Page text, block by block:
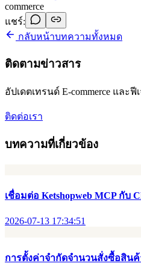
commerce
แชร์:
กลับหน้าบทความทั้งหมด
ติดตามข่าวสาร
อัปเดตเทรนด์ E-commerce และ
ติดต่อเรา
บทความที่เกี่ยวข้อง